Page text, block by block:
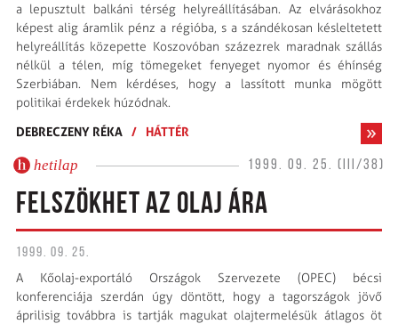
a lepusztult balkáni térség helyreállításában. Az elvárásokhoz
képest alig áramlik pénz a régióba, s a szándékosan késleltetett
helyreállítás közepette Koszovóban százezrek maradnak szállás
nélkül a télen, míg tömegeket fenyeget nyomor és éhínség
Szerbiában. Nem kérdéses, hogy a lassított munka mögött
politikai érdekek húzódnak.
DEBRECZENY RÉKA / HÁTTÉR
hetilap 1999. 09. 25. (III/38)
FELSZÖKHET AZ OLAJ ÁRA
1999. 09. 25.
A Kőolaj-exportáló Országok Szervezete (OPEC) bécsi
konferenciája szerdán úgy döntött, hogy a tagországok jövő
áprilisig továbbra is tartják magukat olajtermelésük átlagos öt